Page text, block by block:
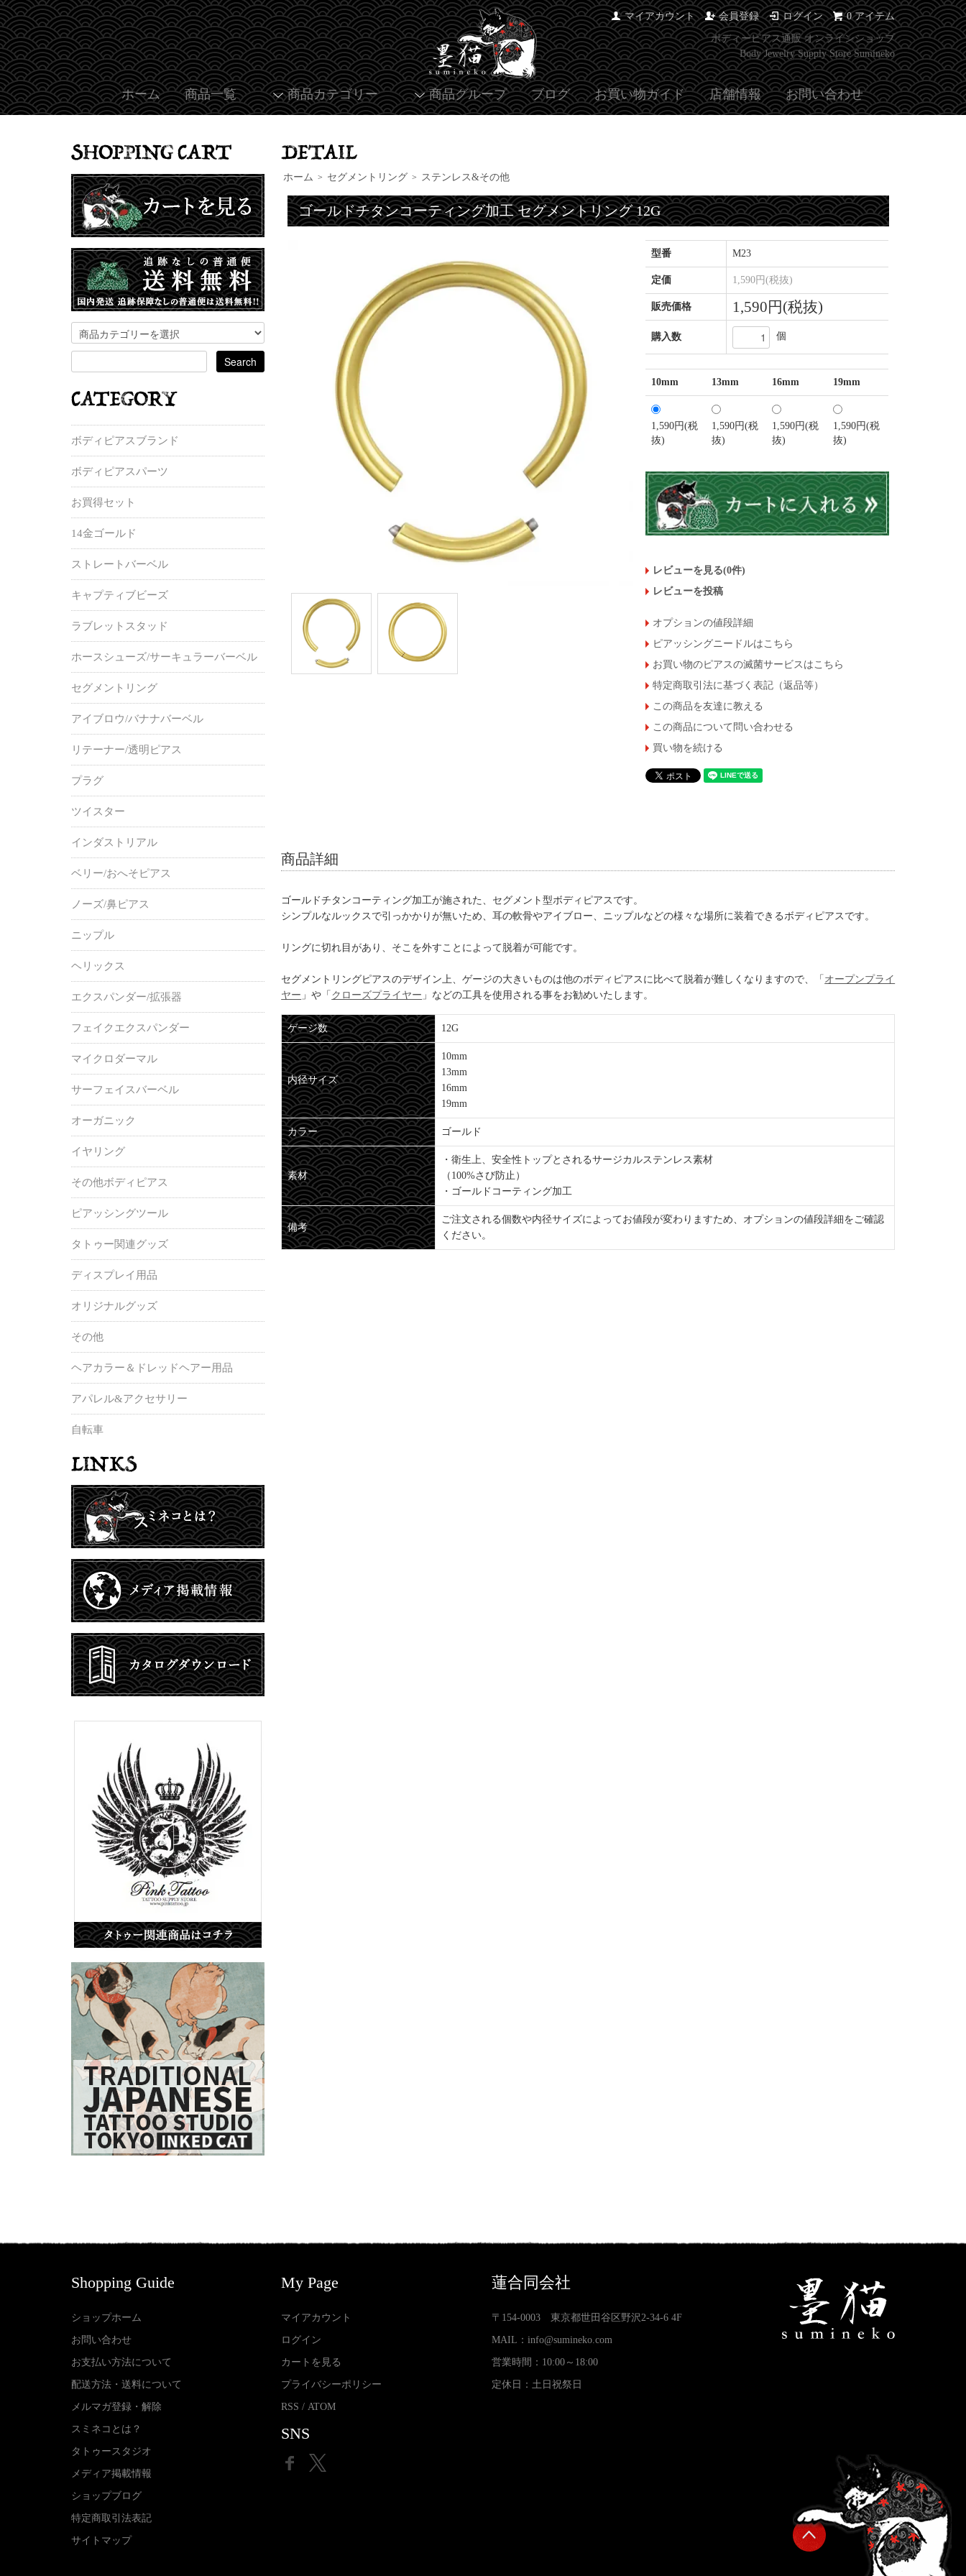
マイアカウント 会員登録 ログイン 0 アイテム
ボディーピアス通販 オンラインショップ
Body Jewelry Supply Store Sumineko
ホーム 商品一覧 商品カテゴリー 商品グループ ブログ お買い物ガイド 店舗情報 お問い合わせ
ホーム > セグメントリング > ステンレス&その他
ゴールドチタンコーティング加工 セグメントリング 12G
型番 M23
定価 1,590円(税抜)
販売価格 1,590円(税抜)
購入数 個
10mm 13mm 16mm 19mm
1,590円(税
抜)
1,590円(税
抜)
1,590円(税
抜)
1,590円(税
抜)
レビューを見る(0件)
レビューを投稿
オプションの値段詳細
ピアッシングニードルはこちら
お買い物のピアスの滅菌サービスはこちら
特定商取引法に基づく表記（返品等）
この商品を友達に教える
この商品について問い合わせる
買い物を続ける
商品詳細
ゴールドチタンコーティング加工が施された、セグメント型ボディピアスです。
シンプルなルックスで引っかかりが無いため、耳の軟骨やアイブロー、ニップルなどの様々な場所に装着できるボディピアスです。
リングに切れ目があり、そこを外すことによって脱着が可能です。
セグメントリングピアスのデザイン上、ゲージの大きいものは他のボディピアスに比べて脱着が難しくなりますので、「 オープンプライ
ヤー 」や「 クローズプライヤー 」などの工具を使用される事をお勧めいたします。
ゲージ数 12G
内径サイズ
10mm
13mm
16mm
19mm
カラー ゴールド
素材
・衛生上、安全性トップとされるサージカルステンレス素材
（100%さび防止）
・ゴールドコーティング加工
備考
ご注文される個数や内径サイズによってお値段が変わりますため、オプションの値段詳細をご確認
ください。
ボディピアスブランド
ボディピアスパーツ
お買得セット
14金ゴールド
ストレートバーベル
キャプティブビーズ
ラブレットスタッド
ホースシューズ/サーキュラーバーベル
セグメントリング
アイブロウ/バナナバーベル
リテーナー/透明ピアス
プラグ
ツイスター
インダストリアル
ベリー/おへそピアス
ノーズ/鼻ピアス
ニップル
ヘリックス
エクスパンダー/拡張器
フェイクエクスパンダー
マイクロダーマル
サーフェイスバーベル
オーガニック
イヤリング
その他ボディピアス
ピアッシングツール
タトゥー関連グッズ
ディスプレイ用品
オリジナルグッズ
その他
ヘアカラー＆ドレッドヘアー用品
アパレル&アクセサリー
自転車
Shopping Guide
ショップホーム
お問い合わせ
お支払い方法について
配送方法・送料について
メルマガ登録・解除
スミネコとは？
タトゥースタジオ
メディア掲載情報
ショップブログ
特定商取引法表記
サイトマップ
My Page
マイアカウント
ログイン
カートを見る
プライバシーポリシー
RSS /ATOM
SNS
蓮合同会社
〒154-0003 東京都世田谷区野沢2-34-6 4F
MAIL： info@sumineko.com
営業時間：10:00～18:00
定休日：土日祝祭日